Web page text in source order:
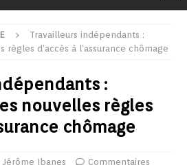
Travailleurs indépendants :
d’accès à l’assurance chômage
:
nouvelles règles
chômage
Jérôme Ibanes
Commentaires